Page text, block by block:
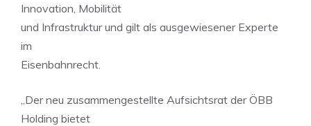
Innovation, Mobilität
und Infrastruktur und gilt als ausgewiesener Experte
im
Eisenbahnrecht.
„Der neu zusammengestellte Aufsichtsrat der ÖBB
Holding bietet